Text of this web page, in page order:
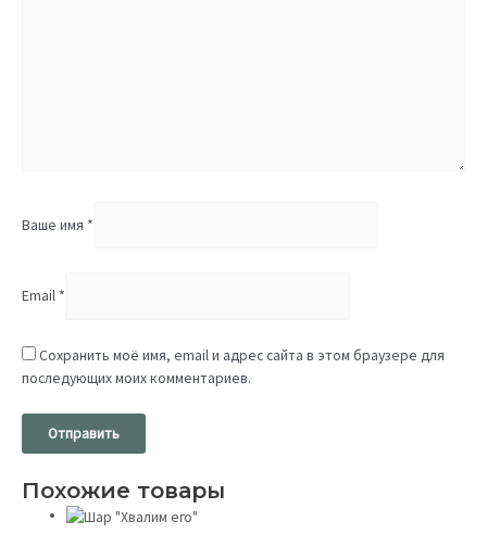
Ваше имя *
Email *
Сохранить моё имя, email и адрес сайта в этом браузере для
последующих моих комментариев.
Похожие товары